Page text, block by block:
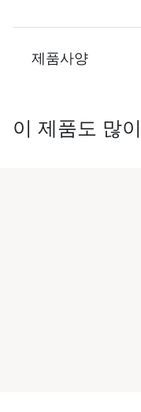
제품사양
이 제품도 많